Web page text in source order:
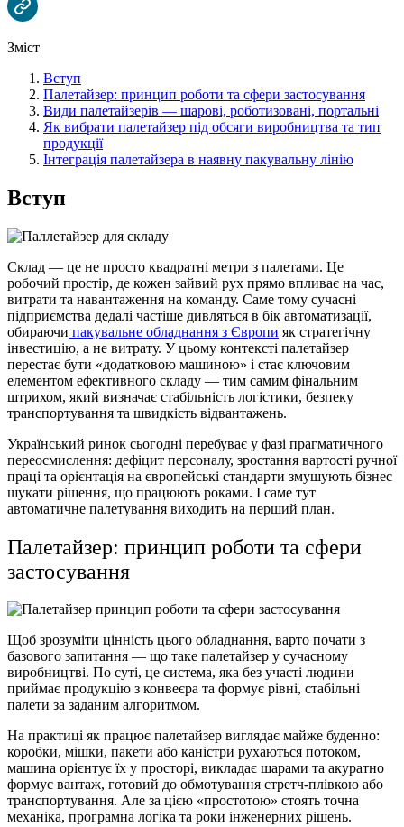
Зміст
Вступ
Палетайзер: принцип роботи та сфери застосування
Види палетайзерів — шарові, роботизовані, портальні
Як вибрати палетайзер під обсяги виробництва та тип
продукції
Інтеграція палетайзера в наявну пакувальну лінію
Вступ
Склад — це не просто квадратні метри з палетами. Це
робочий простір, де кожен зайвий рух прямо впливає на час,
витрати та навантаження на команду. Саме тому сучасні
підприємства дедалі частіше дивляться в бік автоматизації,
обираючи пакувальне обладнання з Європи як стратегічну
інвестицію, а не витрату. У цьому контексті палетайзер
перестає бути «додатковою машиною» і стає ключовим
елементом ефективного складу — тим самим фінальним
штрихом, який визначає стабільність логістики, безпеку
транспортування та швидкість відвантажень.
Український ринок сьогодні перебуває у фазі прагматичного
переосмислення: дефіцит персоналу, зростання вартості ручної
праці та орієнтація на європейські стандарти змушують бізнес
шукати рішення, що працюють роками. І саме тут
автоматичне палетування виходить на перший план.
Палетайзер: принцип роботи та сфери
застосування
Щоб зрозуміти цінність цього обладнання, варто почати з
базового запитання — що таке палетайзер у сучасному
виробництві. По суті, це система, яка без участі людини
приймає продукцію з конвеєра та формує рівні, стабільні
палети за заданим алгоритмом.
На практиці як працює палетайзер виглядає майже буденно:
коробки, мішки, пакети або каністри рухаються потоком,
машина орієнтує їх у просторі, викладає шарами та акуратно
формує вантаж, готовий до обмотування стретч-плівкою або
транспортування. Але за цією «простотою» стоять точна
механіка, програмна логіка та роки інженерних рішень.